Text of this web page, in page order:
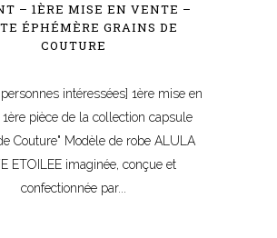
– 1ÈRE MISE EN VENTE –
ÉPHÉMÈRE GRAINS DE
COUTURE
intéressées] 1ère mise en
pièce de la collection capsule
Couture" Modèle de robe ALULA
ETOILEE imaginée, conçue et
confectionnée par...